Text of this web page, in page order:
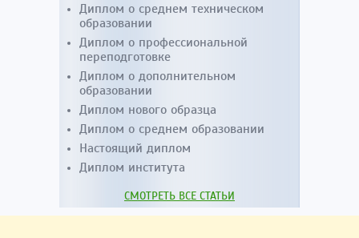
Диплом о среднем техническом
образовании
Диплом о профессиональной
переподготовке
Диплом о дополнительном
образовании
Диплом нового образца
Диплом о среднем образовании
Настоящий диплом
Диплом института
СМОТРЕТЬ ВСЕ СТАТЬИ